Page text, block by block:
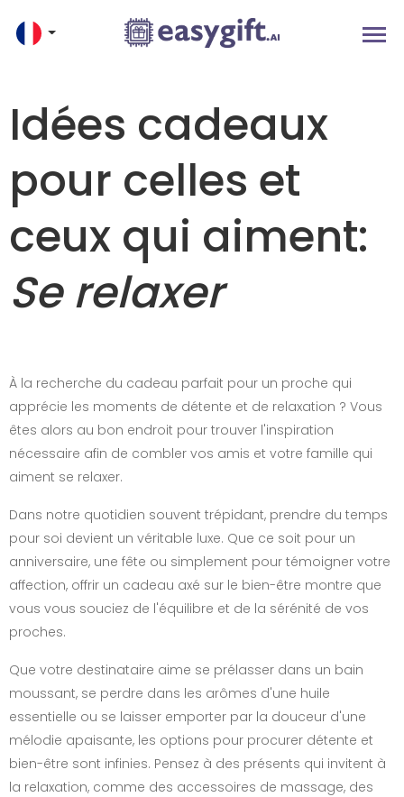
Idées cadeaux
pour celles et
ceux qui aiment:
Se relaxer
À la recherche du cadeau parfait pour un proche qui
apprécie les moments de détente et de relaxation ? Vous
êtes alors au bon endroit pour trouver l'inspiration
nécessaire afin de combler vos amis et votre famille qui
aiment se relaxer.
Dans notre quotidien souvent trépidant, prendre du temps
pour soi devient un véritable luxe. Que ce soit pour un
anniversaire, une fête ou simplement pour témoigner votre
affection, offrir un cadeau axé sur le bien-être montre que
vous vous souciez de l'équilibre et de la sérénité de vos
proches.
Que votre destinataire aime se prélasser dans un bain
moussant, se perdre dans les arômes d'une huile
essentielle ou se laisser emporter par la douceur d'une
mélodie apaisante, les options pour procurer détente et
bien-être sont infinies. Pensez à des présents qui invitent à
la relaxation, comme des accessoires de massage, des